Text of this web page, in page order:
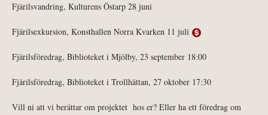
Fjärilsvandring, Kulturens Östarp 28 juni
Fjärilsexkursion, Konsthallen Norra Kvarken 11 juli
Fjärilsföredrag, Biblioteket i Mjölby, 23 september 18:00
Fjärilsföredrag, Biblioteket i Trollhättan, 27 oktober 17:30
Vill ni att vi berättar om projektet hos er? Eller ha ett föredrag om